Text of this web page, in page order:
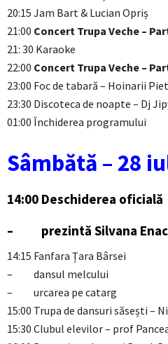
20:15 Jam Bart & Lucian Opriș
21:00 Concert Trupa Veche –
21: 30 Karaoke
22:00 Concert Trupa Veche –
23:00 Foc de tabară – Hoinarii
23:30 Discoteca de noapte – Dj
01:00 Închiderea programului
Sâmbătă – 28
14:00 Deschiderea oficială
– prezintă Silvana
14:15 Fanfara Țara Bârsei
– dansul melcului
– urcarea pe catarg
15:00 Trupa de dansuri săsești –
15:30 Clubul elevilor – prof